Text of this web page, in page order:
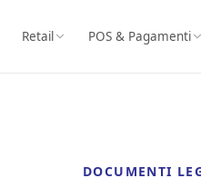
Retail POS & Pagamenti
DOCUMENTI